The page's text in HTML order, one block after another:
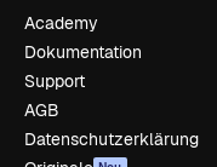
Academy
Dokumentation
Support
AGB
Datenschutzerklärung